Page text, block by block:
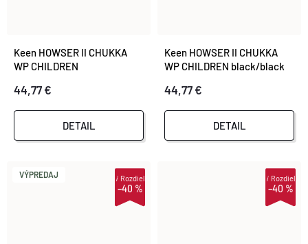
Keen HOWSER II CHUKKA
WP CHILDREN
44,77 €
DETAIL
Keen HOWSER II CHUKKA
WP CHILDREN black/black
44,77 €
DETAIL
VÝPREDAJ
–40 %
iRozdiel
–40 %
iRozdiel